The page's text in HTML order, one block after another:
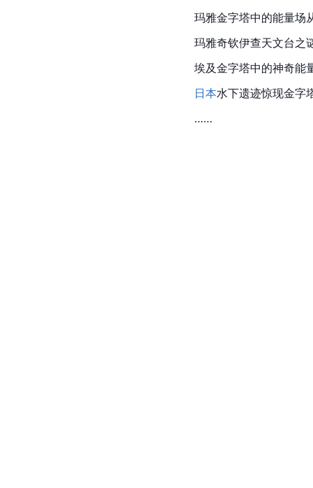
玛雅金字塔中的能量场
玛雅奇钦伊查天文台之
埃及金字塔中的神奇能
日本水下遗迹惊现金字
……